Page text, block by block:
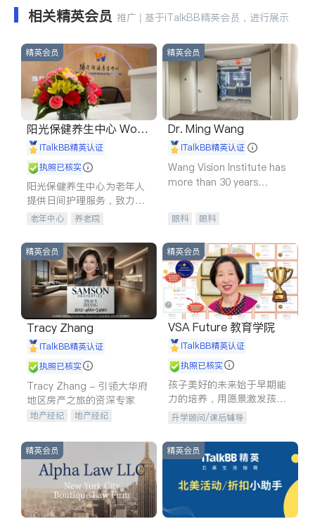
相关精英会员 推广 | 基于iTalkBB精英会员，进行展示
精英会员
阳光保健养生中心 World
shine
iTalkBB精英认证
执照已核实
阳光保健养生中心为老年人
提供日间护理服务，致力于
通过持续的护理创新来有效
老年中心 养老院
精英会员
Dr. Ming Wang
iTalkBB精英认证
Wang Vision Institute has
more than 30 years
眼科 眼科
精英会员
Tracy Zhang
iTalkBB精英认证
执照已核实
Tracy Zhang - 引领大华府
地区房产之旅的资深专家
地产经纪
地产经纪
商铺租售
精英会员
VSA Future 教育学院
iTalkBB精英认证
执照已核实
孩子美好的未来始于早期能
力的培养，用愿景激发孩子
的学习潜力和动力。理念：
拥有成长型心态是成功的基
石。
升学顾问/课后辅导
精英会员 精英会员